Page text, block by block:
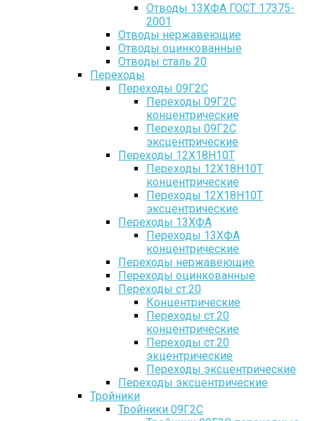
Отводы 13ХФА ГОСТ 17375-
2001
Отводы нержавеющие
Отводы оцинкованные
Отводы сталь 20
Переходы
Переходы 09Г2С
Переходы 09Г2С
концентрические
Переходы 09Г2С
эксцентрические
Переходы 12Х18Н10Т
Переходы 12Х18Н10Т
концентрические
Переходы 12Х18Н10Т
эксцентрические
Переходы 13ХФА
Переходы 13ХФА
концентрические
Переходы нержавеющие
Переходы оцинкованные
Переходы ст.20
Концентрические
Переходы ст.20
концентрические
Переходы ст.20
экцентрические
Переходы эксцентрические
Переходы эксцентрические
Тройники
Тройники 09Г2С